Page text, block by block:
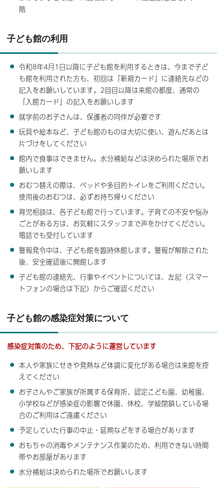
階
子ども館の利用
令和8年4月1日以降に子ども館を利用するときは、今まで子ど
も館を利用された方も、初回は「新規カード」に連絡先などの
記入をお願いしています。2回目以降は来館の都度、通常の
「入館カード」の記入をお願いします
就学前のお子さんは、保護者の同伴が必要です
玩具や絵本など、子ども館のものは大切に使い、遊んだあとは
片づけをしてください
館内で食事はできません。水分補給などは決められた場所でお
願いします
おむつ替えの際は、ベッドや多目的トイレをご利用ください。
使用後のおむつは、必ずお持ち帰りください
育児相談は、各子ども館で行っています。子育ての不安や悩み
ごとがある方は、お気軽にスタッフまで声をかけてください。
電話でも受付しています
警報発令中は、子ども館を臨時休館します。警報が解除された
後、安全確認後に開館します
子ども館の連絡先、行事やイベントについては、左記（スマー
トフォンの場合は下記）からご確認ください
子ども館の感染症対策について
感染症対策のため、下記のように運営しています
本人や家族にせきや発熱など体調に変化がある場合は来館を控
えてください
お子さんやご家族が所属する保育所、認定こども園、幼稚園、
小学校などが感染症の影響で休園、休校、学級閉鎖している場
合のご利⽤はご遠慮ください
予定していた行事の中止・延期などをする場合があります
おもちゃの消毒やメンテナンス作業のため、利用できない時間
帯やお部屋があります
水分補給は決められた場所でお願いします